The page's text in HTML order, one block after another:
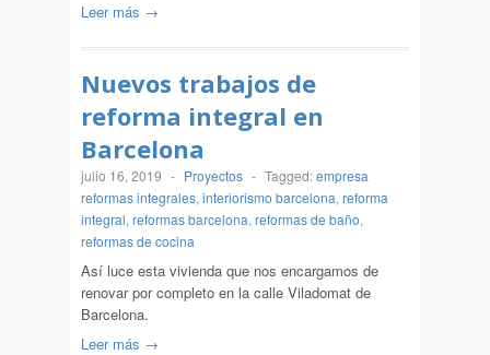
Leer más →
Nuevos trabajos de
reforma integral en
Barcelona
julio 16, 2019 - Proyectos - Tagged:empresa
reformas integrales, interiorismo barcelona, reforma
integral, reformas barcelona, reformas de baño,
reformas de cocina
Así luce esta vivienda que nos encargamos de
renovar por completo en la calle Viladomat de
Barcelona.
Leer más →